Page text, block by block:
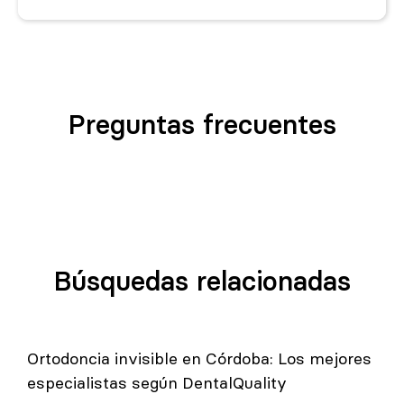
Preguntas frecuentes
Búsquedas relacionadas
Ortodoncia invisible en Córdoba: Los mejores
especialistas según DentalQuality